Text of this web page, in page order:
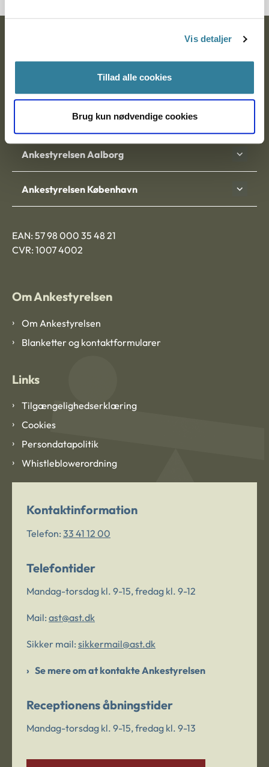
Vis detaljer
Tillad alle cookies
Brug kun nødvendige cookies
Nytorv 7, 2. sal
Ankestyrelsen Aalborg
Ankestyrelsen København
EAN: 57 98 000 35 48 21
CVR: 1007 4002
Om Ankestyrelsen
Om Ankestyrelsen
Blanketter og kontaktformularer
Links
Tilgængelighedserklæring
Cookies
Persondatapolitik
Whistleblowerordning
Kontaktinformation
Telefon: 33 41 12 00
Telefontider
Mandag-torsdag kl. 9-15, fredag kl. 9-12
Mail: ast@ast.dk
Sikker mail: sikkermail@ast.dk
Se mere om at kontakte Ankestyrelsen
Receptionens åbningstider
Mandag-torsdag kl. 9-15, fredag kl. 9-13